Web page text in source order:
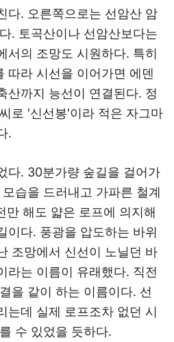
다. 오른쪽으로는 선암산 암
. 토곡산이나 선암산보다는
서의 조망도 시원하다. 특히
따라 시선을 이어가면 에덴
산까지 능선이 연결된다. 정
로 '신선봉'이라 적은 자그마
.
다. 30분가량 숲길을 걸어가
습을 드러내고 가파른 철계
만 해도 얇은 로프에 의지해
이다. 풍광을 압도하는 바위
조망에서 신선이 노닐던 바
라는 이름이 유래했다. 직전
을 같이 하는 이름이다. 선
는데 실제 로프조차 없던 시
수 있었을 듯하다.